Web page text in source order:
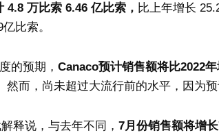
4.8 万比索 6.46 亿比索， 比上年增长
比索。
的预期， Canaco预计销售额将比2022年
然而，尚未超过大流行前的水平，因为
释说，与去年不同， 7月份销售额将增